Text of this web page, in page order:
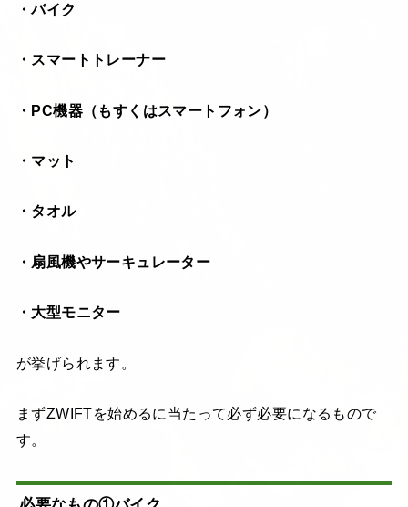
・バイク
・スマートトレーナー
・PC機器（もすくはスマートフォン）
・マット
・タオル
・扇風機やサーキュレーター
・大型モニター
が挙げられます。
まずZWIFTを始めるに当たって必ず必要になるもので
す。